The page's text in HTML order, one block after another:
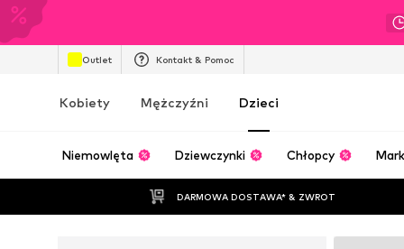
Outlet Kontakt & Pomoc
Kobiety Mężczyźni Dzieci
Niemowlęta Dziewczynki Chłopcy
DARMOWA DOSTAWA* & ZWROT